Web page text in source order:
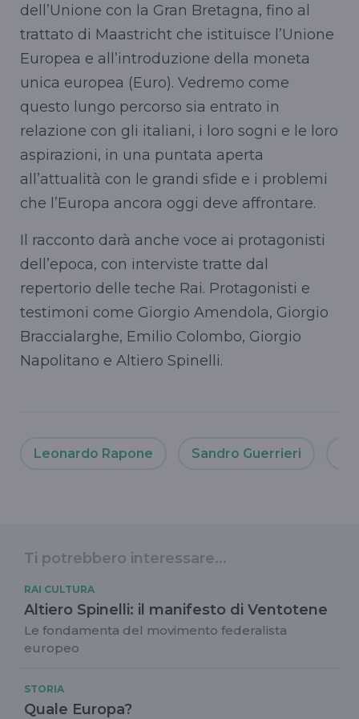
dell’Unione con la Gran Bretagna, fino al
trattato di Maastricht che istituisce l’Unione
Europea e all’introduzione della moneta
unica europea (Euro). Vedremo come
questo lungo percorso sia entrato in
relazione con gli italiani, i loro sogni e le loro
aspirazioni, in una puntata aperta
all’attualità con le grandi sfide e i problemi
che l’Europa ancora oggi deve affrontare.
Il racconto darà anche voce ai protagonisti
dell’epoca, con interviste tratte dal
repertorio delle teche Rai. Protagonisti e
testimoni come Giorgio Amendola, Giorgio
Braccialarghe, Emilio Colombo, Giorgio
Napolitano e Altiero Spinelli.
Leonardo Rapone Sandro Guerrieri
Ti potrebbero interessare...
RAI CULTURA
Altiero Spinelli: il manifesto di Ventotene
Le fondamenta del movimento federalista
europeo
STORIA
Quale Europa?